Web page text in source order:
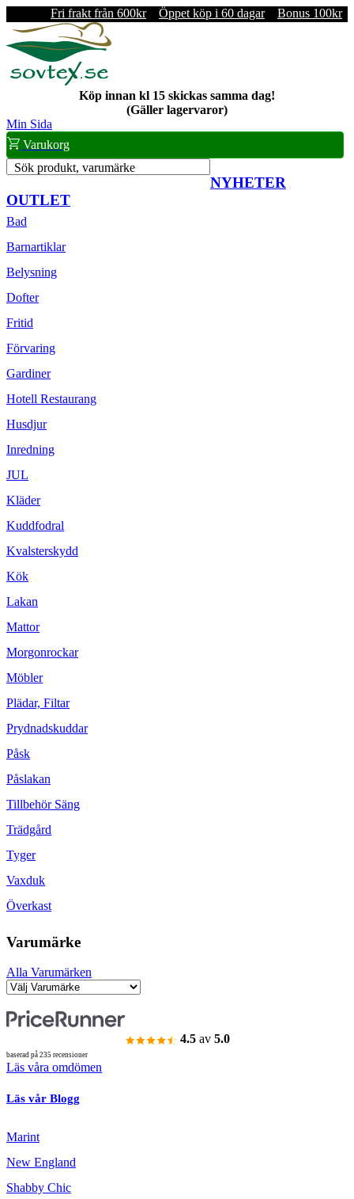
Fri frakt från 600kr Öppet köp i 60 dagar Bonus 100kr
Köp innan kl 15 skickas samma dag!
(Gäller lagervaror)
Min Sida
Varukorg
Sök produkt, varumärke
NYHETER
OUTLET
Bad
Barnartiklar
Belysning
Dofter
Fritid
Förvaring
Gardiner
Hotell Restaurang
Husdjur
Inredning
JUL
Kläder
Kuddfodral
Kvalsterskydd
Kök
Lakan
Mattor
Morgonrockar
Möbler
Plädar, Filtar
Prydnadskuddar
Påsk
Påslakan
Tillbehör Säng
Trädgård
Tyger
Vaxduk
Överkast
Varumärke
Alla Varumärken
4.5 av 5.0
baserad på 235 recensioner
Läs våra omdömen
Läs vår Blogg
Marint
New England
Shabby Chic